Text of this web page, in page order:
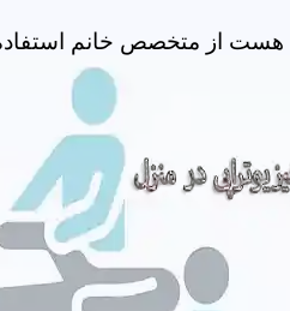
هست از متخصص خانم